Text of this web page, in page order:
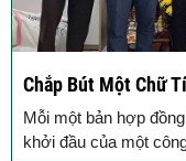
Chắp Bút Một Chữ
Mỗi một bản hợp
khởi đầu của một